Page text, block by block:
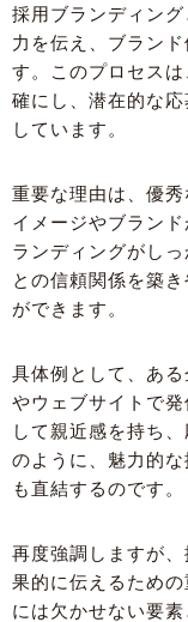
採用ブランディン
力を伝え、ブラン
す。このプロセス
確にし、潜在的な
しています。
重要な理由は、優
イメージやブラン
ランディングがし
との信頼関係を築
ができます。
具体例として、あ
やウェブサイトで
して親近感を持ち
のように、魅力的
も直結するのです。
再度強調しますが
果的に伝えるため
には欠かせない要素